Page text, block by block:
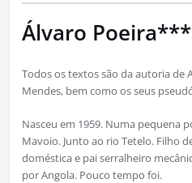
Álvaro Poeira***
Todos os textos são da autoria
Mendes, bem como os seus
Nasceu em 1959. Numa pequena
Mavoio. Junto ao rio Tetelo. Filho
doméstica e pai serralheiro
por Angola. Pouco tempo foi.